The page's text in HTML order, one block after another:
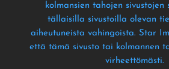
kolmansien tahojen sivustojen
tällaisilla sivustoilla olevan
aiheutuneista vahingoista. Star
että tämä sivusto tai kolmannen
virheettömästi.